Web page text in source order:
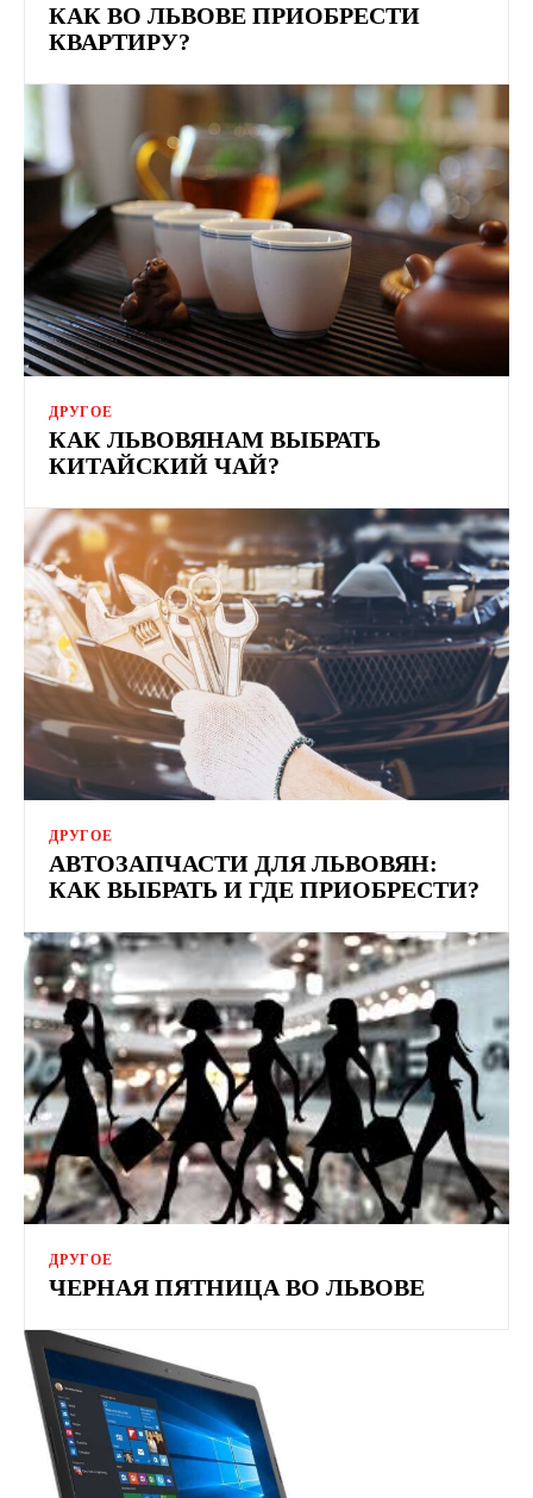
КАК ВО ЛЬВОВЕ ПРИОБРЕСТИ
КВАРТИРУ?
ДРУГОЕ
КАК ЛЬВОВЯНАМ ВЫБРАТЬ
КИТАЙСКИЙ ЧАЙ?
ДРУГОЕ
АВТОЗАПЧАСТИ ДЛЯ ЛЬВОВЯН:
КАК ВЫБРАТЬ И ГДЕ ПРИОБРЕСТИ?
ДРУГОЕ
ЧЕРНАЯ ПЯТНИЦА ВО ЛЬВОВЕ